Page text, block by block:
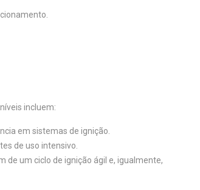
incluem:
em sistemas de ignição.
de uso intensivo.
de um ciclo de ignição ágil e, igualmente,